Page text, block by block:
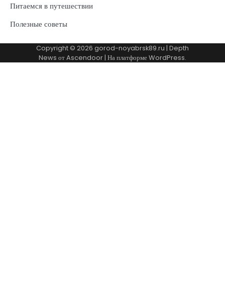
Питаемся в путешествии
Полезные советы
Copyright © 2026 gorod-noyabrsk89.ru | Depth
News отAscendoor | На платформеWordPress.